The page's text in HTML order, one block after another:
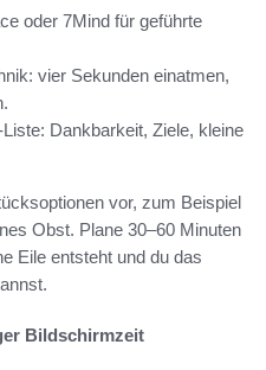
oder 7Mind für geführte
vier Sekunden einatmen,
Dankbarkeit, Ziele, kleine
vor, zum Beispiel
Obst. Plane 30–60 Minuten
Eile entsteht und du das
Bildschirmzeit